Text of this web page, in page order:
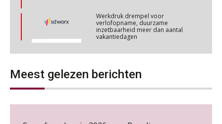
inzetbaarheid meer dan aantal
vakantiedagen
Aanpassingen Wet toekomst
Wie alles ziet, draagt alles: de
ongemakkelijke positie van payroll
Meest gelezen berichten
MOCuitgevers
04
Cursus Werkkostenregeling
05
NOV
Cursus Wwft en AI
MOCuitgevers